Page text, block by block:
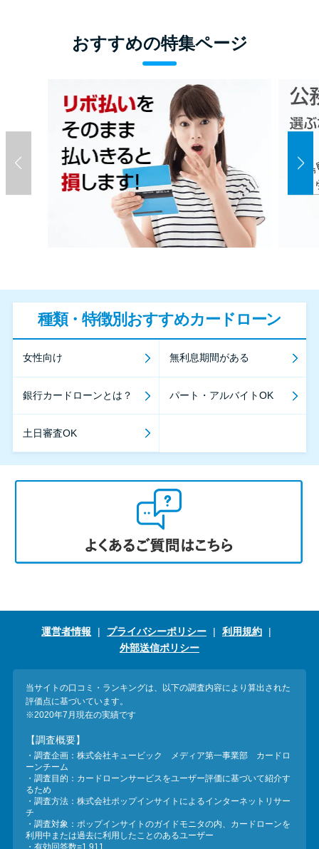
おすすめの特集ページ
種類・特徴別おすすめカードローン
女性向け 無利息期間がある
銀行カードローンとは？ パート・アルバイトOK
土日審査OK
運営者情報 プライバシーポリシー
利用規約
外部送信ポリシー
当サイトの口コミ・ランキングは、以下の調査内容により算出された
評価点に基づいています。
※2020年7月現在の実績です
【調査概要】
・調査企画：株式会社キュービック メディア第一事業部 カードロ
ーンチーム
・調査目的：カードローンサービスをユーザー評価に基づいて紹介す
るため
・調査方法：株式会社ポップインサイトによるインターネットリサー
チ
・調査対象：ポップインサイトのガイドモニタの内、カードローンを
利用中または過去に利用したことのあるユーザー